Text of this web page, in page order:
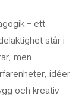
– ett
står i
men
idéer
och kreativ